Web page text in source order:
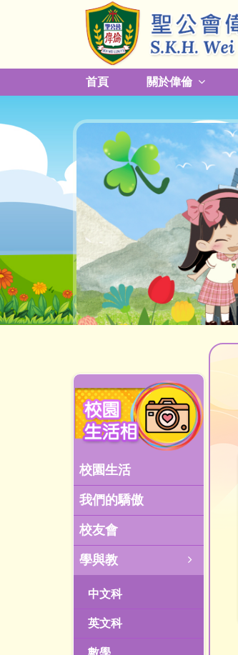
首頁 關於偉倫
校園生活
我們的驕傲
校友會
學與教
中文科
英文科